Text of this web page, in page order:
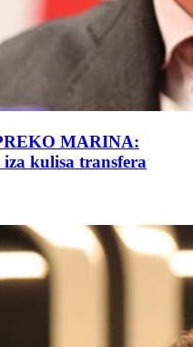
MARINA:
iza kulisa transfera